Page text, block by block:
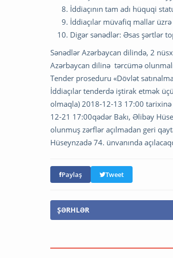
İddiaçının tam adı hüquqi
İddiaçılar müvafiq mallar
Digər sənədlər: Əsas şərtlər
Sənədlər Azərbaycan dilində, 2
Azərbaycan dilinə tərcümə
Tender proseduru «Dövlət
İddiaçılar tenderdə iştirak etmək
olmaqla) 2018-12-13 17:00
12-21 17:00qədər Bakı, Əlibəy
olunmuş zərflər açılmadan geri
Hüseynzadə 74. ünvanında
Paylaş Tweet
ŞƏRHLƏR